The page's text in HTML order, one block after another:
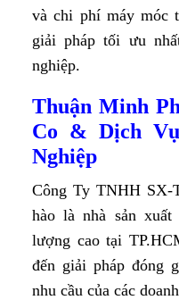
và chi phí máy móc
giải pháp tối ưu
nghiệp.
Thuận Minh
Co & Dịch
Nghiệp
Công Ty TNHH SX-
hào là nhà sản
lượng cao tại
đến giải pháp đóng
nhu cầu của các